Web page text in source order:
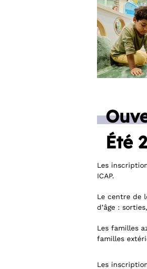
Été
Les
ICAP.
Le centre de
d’âge :
Les familles
familles
Les